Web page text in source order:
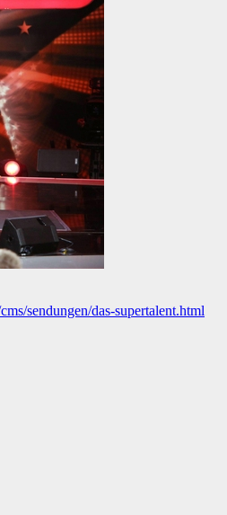
sendungen/das-supertalent.html